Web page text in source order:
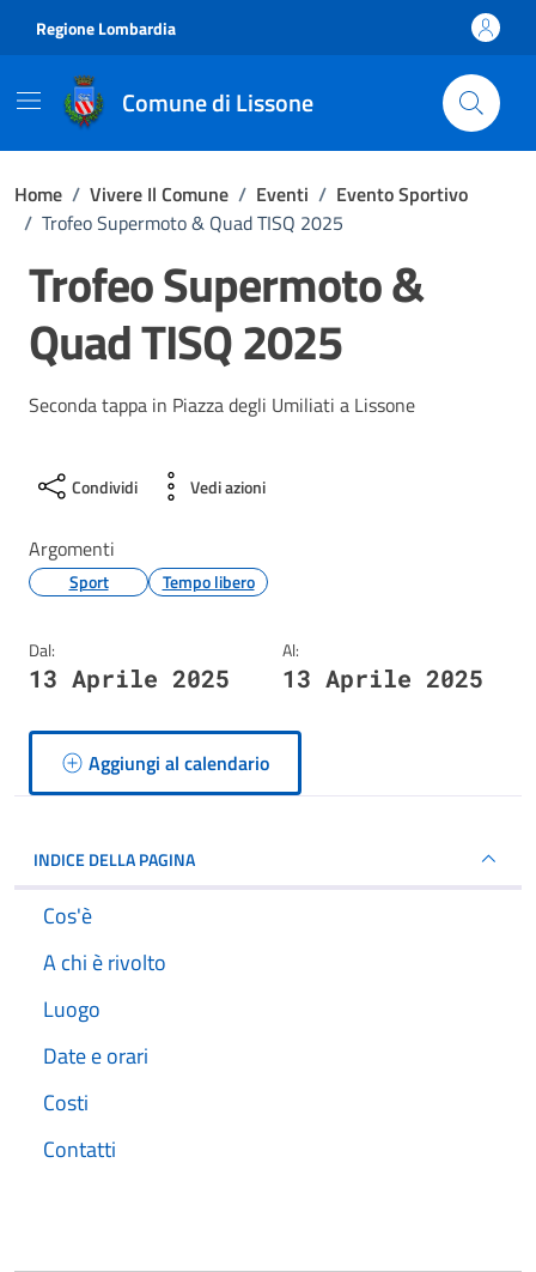
Regione Lombardia
Comune di Lissone
Home / Vivere Il Comune / Eventi / Evento Sportivo
/ Trofeo Supermoto & Quad TISQ 2025
Trofeo Supermoto &
Quad TISQ 2025
Seconda tappa in Piazza degli Umiliati a Lissone
Condividi Vedi azioni
Argomenti
Sport Tempo libero
Dal:
13 Aprile 2025
Al:
13 Aprile 2025
Aggiungi al calendario
INDICE DELLA PAGINA
Cos'è
A chi è rivolto
Luogo
Date e orari
Costi
Contatti